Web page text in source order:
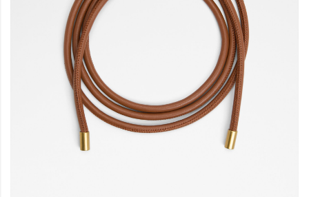
إحياء الطراز الكلاسيكي
ملابس العمل
Leather Collection
إصدار السفر و الرحلات